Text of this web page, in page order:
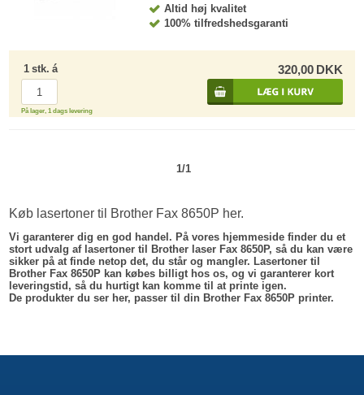
Altid høj kvalitet
100% tilfredshedsgaranti
1 stk. á 320,00 DKK
På lager, 1 dags levering
1/1
Køb lasertoner til Brother Fax 8650P her.
Vi garanterer dig en god handel. På vores hjemmeside finder du et
stort udvalg af lasertoner til Brother laser Fax 8650P, så du kan være
sikker på at finde netop det, du står og mangler. Lasertoner til
Brother Fax 8650P kan købes billigt hos os, og vi garanterer kort
leveringstid, så du hurtigt kan komme til at printe igen.
De produkter du ser her, passer til din Brother Fax 8650P printer.